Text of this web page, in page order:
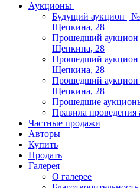
Аукционы
Будущий аукцион |
Щепкина, 28
Прошедший аукцион
Щепкина, 28
Прошедший аукцион
Щепкина, 28
Прошедший аукцион
Щепкина, 28
Прошедшие
Правила проведения
Частные продажи
Авторы
Купить
Продать
Галерея
О галерее